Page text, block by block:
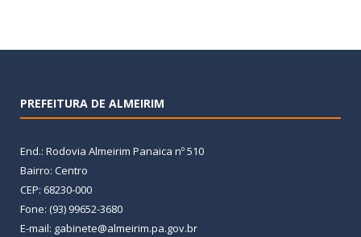
PREFEITURA DE ALMEIRIM
End.: Rodovia Almeirim Panaica nº 510
Bairro: Centro
CEP: 68230-000
Fone: (93) 99652-3680
E-mail: gabinete@almeirim.pa.gov.br